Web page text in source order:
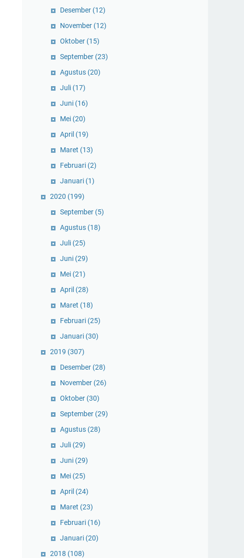
Desember (12)
November (12)
Oktober (15)
September (23)
Agustus (20)
Juli (17)
Juni (16)
Mei (20)
April (19)
Maret (13)
Februari (2)
Januari (1)
2020 (199)
September (5)
Agustus (18)
Juli (25)
Juni (29)
Mei (21)
April (28)
Maret (18)
Februari (25)
Januari (30)
2019 (307)
Desember (28)
November (26)
Oktober (30)
September (29)
Agustus (28)
Juli (29)
Juni (29)
Mei (25)
April (24)
Maret (23)
Februari (16)
Januari (20)
2018 (108)